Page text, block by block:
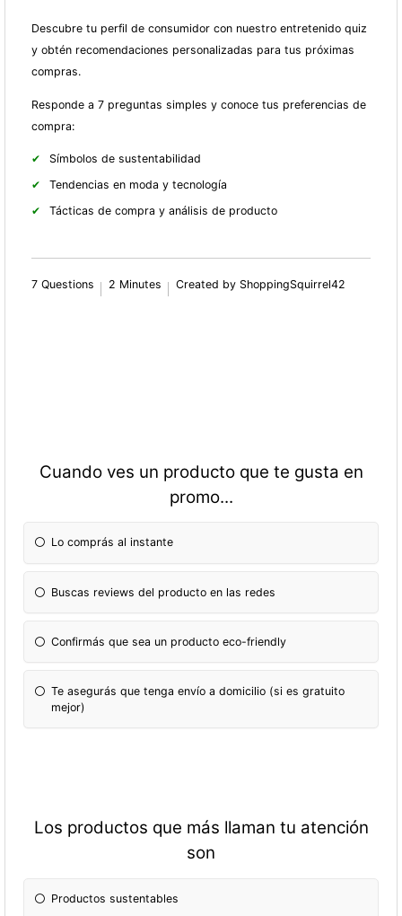
Descubre tu perfil de consumidor con nuestro entretenido quiz
y obtén recomendaciones personalizadas para tus próximas
compras.
Responde a 7 preguntas simples y conoce tus preferencias de
compra:
Símbolos de sustentabilidad
Tendencias en moda y tecnología
Tácticas de compra y análisis de producto
7 Questions 2 Minutes Created by ShoppingSquirrel42
Cuando ves un producto que te gusta en
promo...
Lo comprás al instante
Buscas reviews del producto en las redes
Confirmás que sea un producto eco-friendly
Te asegurás que tenga envío a domicilio (si es gratuito
mejor)
Los productos que más llaman tu atención
son
Productos sustentables